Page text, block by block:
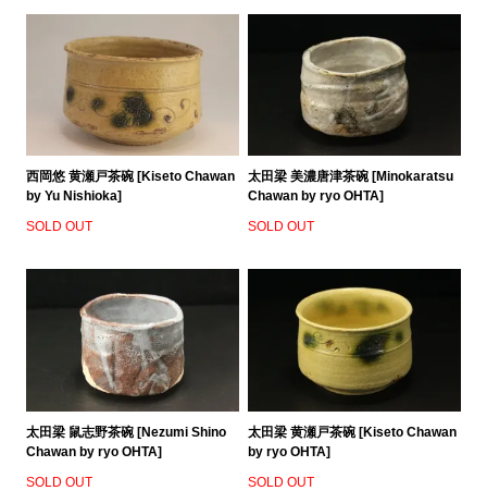
西岡悠 黄瀬戸茶碗 [Kiseto Chawan
by Yu Nishioka]
SOLD OUT
太田梁 美濃唐津茶碗 [Minokaratsu
Chawan by ryo OHTA]
SOLD OUT
太田梁 鼠志野茶碗 [Nezumi Shino
Chawan by ryo OHTA]
SOLD OUT
太田梁 黄瀬戸茶碗 [Kiseto Chawan
by ryo OHTA]
SOLD OUT